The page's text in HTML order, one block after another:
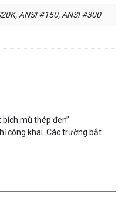
ANSI #150, ANSI #300
mù thép đen”
công khai. Các trường bắt